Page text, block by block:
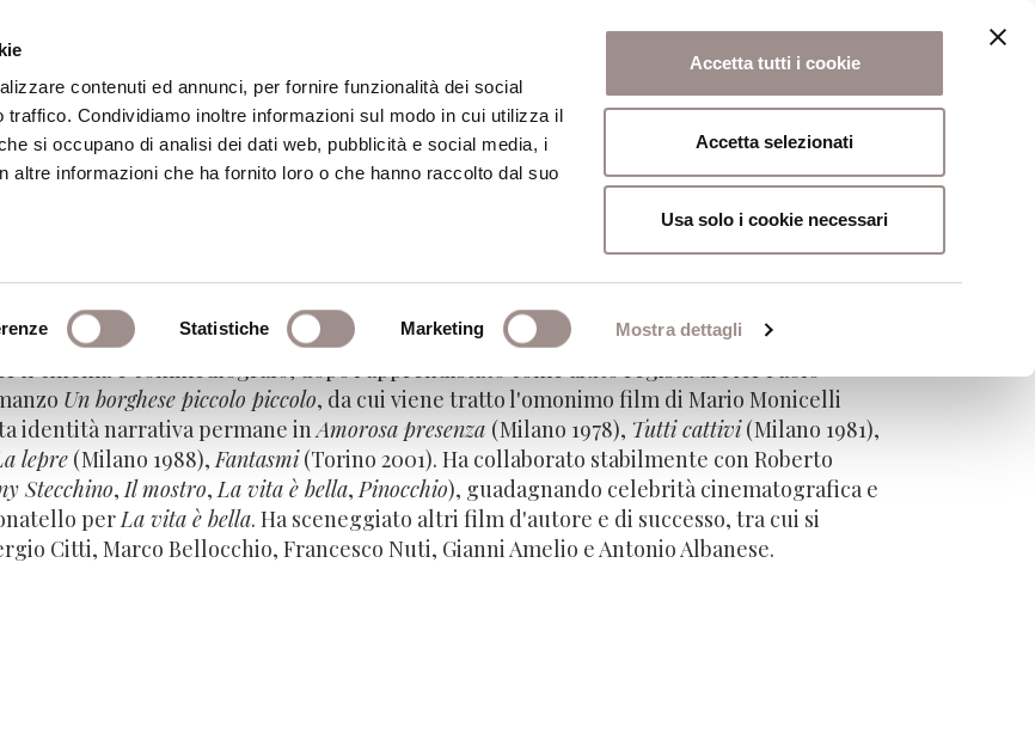
contenuti ed annunci, per fornire funzionalità dei social
traffico. Condividiamo inoltre informazioni sul modo in cui utilizza il
si occupano di analisi dei dati web, pubblicità e social media, i
altre informazioni che ha fornito loro o che hanno raccolto dal suo
Statistiche Marketing Mostra dettagli
Accetta tutti i cookie
Accetta selezionati
Usa solo i cookie necessari
Centro Culturale Centro Studi Religiosi Scuola Alti Studi
il cinema e commediografo, dopo l'apprendistato come aiuto regista di Pier Paolo
Un borghese piccolo piccolo, da cui viene tratto l'omonimo film di Mario Monicelli
identità narrativa permane inAmorosa presenza (Milano 1978), Tutti cattivi(Milano 1981),
lepre (Milano 1988),Fantasmi(Torino 2001). Ha collaborato stabilmente con Roberto
Stecchino,Il mostro,La vita è bella,Pinocchio), guadagnando celebrità cinematografica e
perLa vita è bella. Ha sceneggiato altri film d'autore e di successo, tra cui si
Citti, Marco Bellocchio, Francesco Nuti, Gianni Amelio e Antonio Albanese.